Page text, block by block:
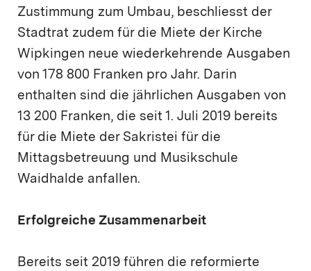
Zustimmung zum Umbau, beschliesst der
Stadtrat zudem für die Miete der Kirche
Wipkingen neue wiederkehrende Ausgaben
von 178 800 Franken pro Jahr. Darin
enthalten sind die jährlichen Ausgaben von
13 200 Franken, die seit 1. Juli 2019 bereits
für die Miete der Sakristei für die
Mittagsbetreuung und Musikschule
Waidhalde anfallen.
Erfolgreiche Zusammenarbeit
Bereits seit 2019 führen die reformierte